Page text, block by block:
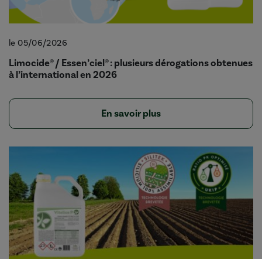
le 05/06/2026
Limocide® / Essen’ciel® : plusieurs dérogations obtenues
à l’international en 2026
En savoir plus